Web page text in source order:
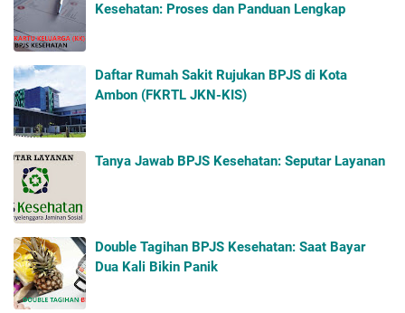
Kesehatan: Proses dan Panduan Lengkap
Daftar Rumah Sakit Rujukan BPJS di Kota
Ambon (FKRTL JKN-KIS)
Tanya Jawab BPJS Kesehatan: Seputar Layanan
Double Tagihan BPJS Kesehatan: Saat Bayar
Dua Kali Bikin Panik